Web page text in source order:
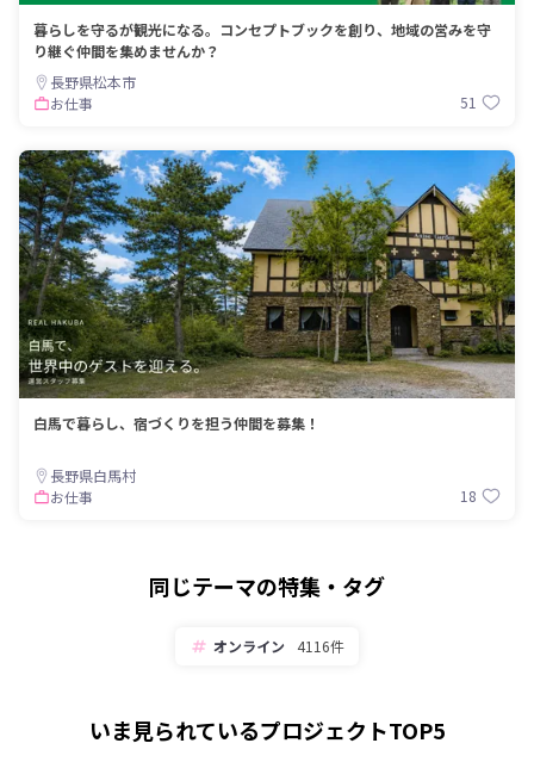
暮らしを守るが観光になる。コンセプトブックを創り、地域の営みを守
り継ぐ仲間を集めませんか？
長野県松本市
お仕事
51
白馬で暮らし、宿づくりを担う仲間を募集！
長野県白馬村
お仕事
18
同じテーマの特集・タグ
オンライン 4116件
いま見られているプロジェクトTOP5